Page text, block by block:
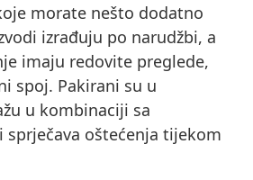
morate nešto dodatno
izrađuju po narudžbi, a
imaju redovite preglede,
spoj. Pakirani su u
u kombinaciji sa
oštećenja tijekom